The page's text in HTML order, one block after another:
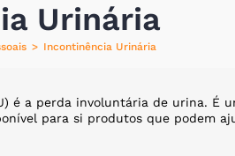
Urinária
> Incontinência Urinária
é a perda involuntária de urina. É
para si produtos que podem